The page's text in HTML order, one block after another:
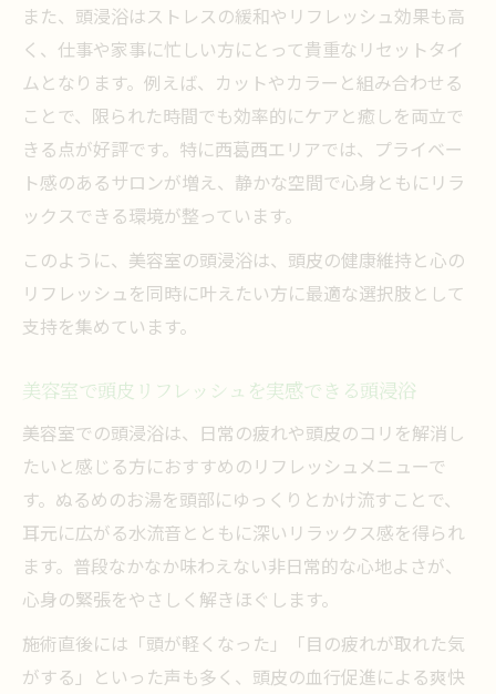
また、頭浸浴はストレスの緩和やリフレッシュ効果も高
く、仕事や家事に忙しい方にとって貴重なリセットタイ
ムとなります。例えば、カットやカラーと組み合わせる
ことで、限られた時間でも効率的にケアと癒しを両立で
きる点が好評です。特に西葛西エリアでは、プライベー
ト感のあるサロンが増え、静かな空間で心身ともにリラ
ックスできる環境が整っています。
このように、美容室の頭浸浴は、頭皮の健康維持と心の
リフレッシュを同時に叶えたい方に最適な選択肢として
支持を集めています。
美容室で頭皮リフレッシュを実感できる頭浸浴
美容室での頭浸浴は、日常の疲れや頭皮のコリを解消し
たいと感じる方におすすめのリフレッシュメニューで
す。ぬるめのお湯を頭部にゆっくりとかけ流すことで、
耳元に広がる水流音とともに深いリラックス感を得られ
ます。普段なかなか味わえない非日常的な心地よさが、
心身の緊張をやさしく解きほぐします。
施術直後には「頭が軽くなった」「目の疲れが取れた気
がする」といった声も多く、頭皮の血行促進による爽快